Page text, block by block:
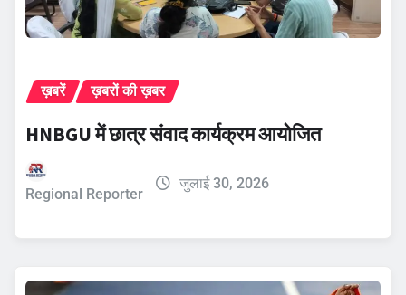
ख़बरें ख़बरों की ख़बर
HNBGU में छात्र संवाद कार्यक्रम आयोजित
Regional Reporter
जुलाई 30, 2026